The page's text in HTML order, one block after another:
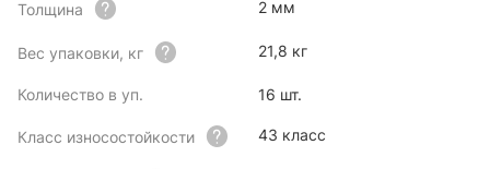
Толщина 2 мм
Вес упаковки, кг 21,8 кг
Количество в уп. 16 шт.
Класс износостойкости 43 класс